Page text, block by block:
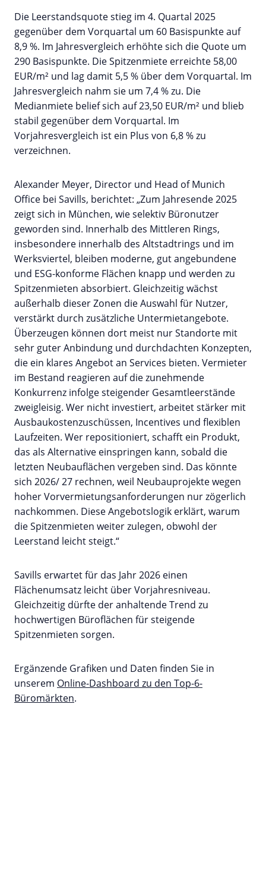
Die Leerstandsquote stieg im 4. Quartal 2025
gegenüber dem Vorquartal um 60 Basispunkte auf
8,9 %. Im Jahresvergleich erhöhte sich die Quote um
290 Basispunkte. Die Spitzenmiete erreichte 58,00
EUR/m² und lag damit 5,5 % über dem Vorquartal. Im
Jahresvergleich nahm sie um 7,4 % zu. Die
Medianmiete belief sich auf 23,50 EUR/m² und blieb
stabil gegenüber dem Vorquartal. Im
Vorjahresvergleich ist ein Plus von 6,8 % zu
verzeichnen.
Alexander Meyer, Director und Head of Munich
Office bei Savills, berichtet: „Zum Jahresende 2025
zeigt sich in München, wie selektiv Büronutzer
geworden sind. Innerhalb des Mittleren Rings,
insbesondere innerhalb des Altstadtrings und im
Werksviertel, bleiben moderne, gut angebundene
und ESG-konforme Flächen knapp und werden zu
Spitzenmieten absorbiert. Gleichzeitig wächst
außerhalb dieser Zonen die Auswahl für Nutzer,
verstärkt durch zusätzliche Untermietangebote.
Überzeugen können dort meist nur Standorte mit
sehr guter Anbindung und durchdachten Konzepten,
die ein klares Angebot an Services bieten. Vermieter
im Bestand reagieren auf die zunehmende
Konkurrenz infolge steigender Gesamtleerstände
zweigleisig. Wer nicht investiert, arbeitet stärker mit
Ausbaukostenzuschüssen, Incentives und flexiblen
Laufzeiten. Wer repositioniert, schafft ein Produkt,
das als Alternative einspringen kann, sobald die
letzten Neubauflächen vergeben sind. Das könnte
sich 2026/ 27 rechnen, weil Neubauprojekte wegen
hoher Vorvermietungsanforderungen nur zögerlich
nachkommen. Diese Angebotslogik erklärt, warum
die Spitzenmieten weiter zulegen, obwohl der
Leerstand leicht steigt.“
Savills erwartet für das Jahr 2026 einen
Flächenumsatz leicht über Vorjahresniveau.
Gleichzeitig dürfte der anhaltende Trend zu
hochwertigen Büroflächen für steigende
Spitzenmieten sorgen.
Ergänzende Grafiken und Daten finden Sie in
unserem Online-Dashboard zu den Top-6-
Büromärkten.